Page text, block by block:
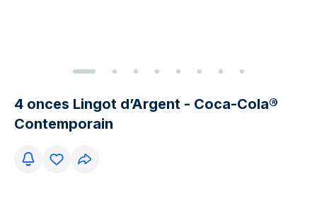
4 onces Lingot d’Argent - Coca-Cola®
Contemporain